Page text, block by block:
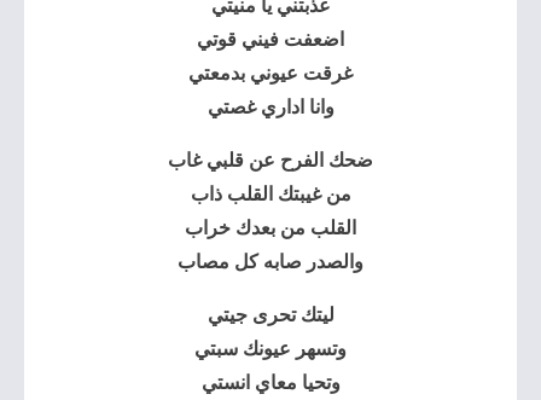
عذبتني يا منيتي
اضعفت فيني قوتي
غرقت عيوني بدمعتي
وانا اداري غصتي
ضحك الفرح عن قلبي غاب
من غيبتك القلب ذاب
القلب من بعدك خراب
والصدر صابه كل مصاب
ليتك تحرى جيتي
وتسهر عيونك سبتي
وتحيا معاي انستي